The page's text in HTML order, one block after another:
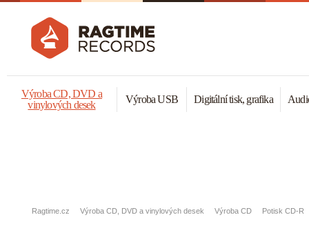
Výroba CD, DVD a
vinylových desek
Výroba USB Digitální tisk, grafika
Ragtime.cz Výroba CD, DVD a vinylových desek Výroba CD Potisk CD-R